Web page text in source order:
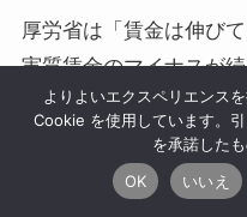
厚労省は「賃金は伸び
実質賃金のマイナスが
したい」とコメントし
苦しさとのギャップが
よりよいエクスペリエンス
Cookie を使用しています。
を承諾した
OK
いいえ